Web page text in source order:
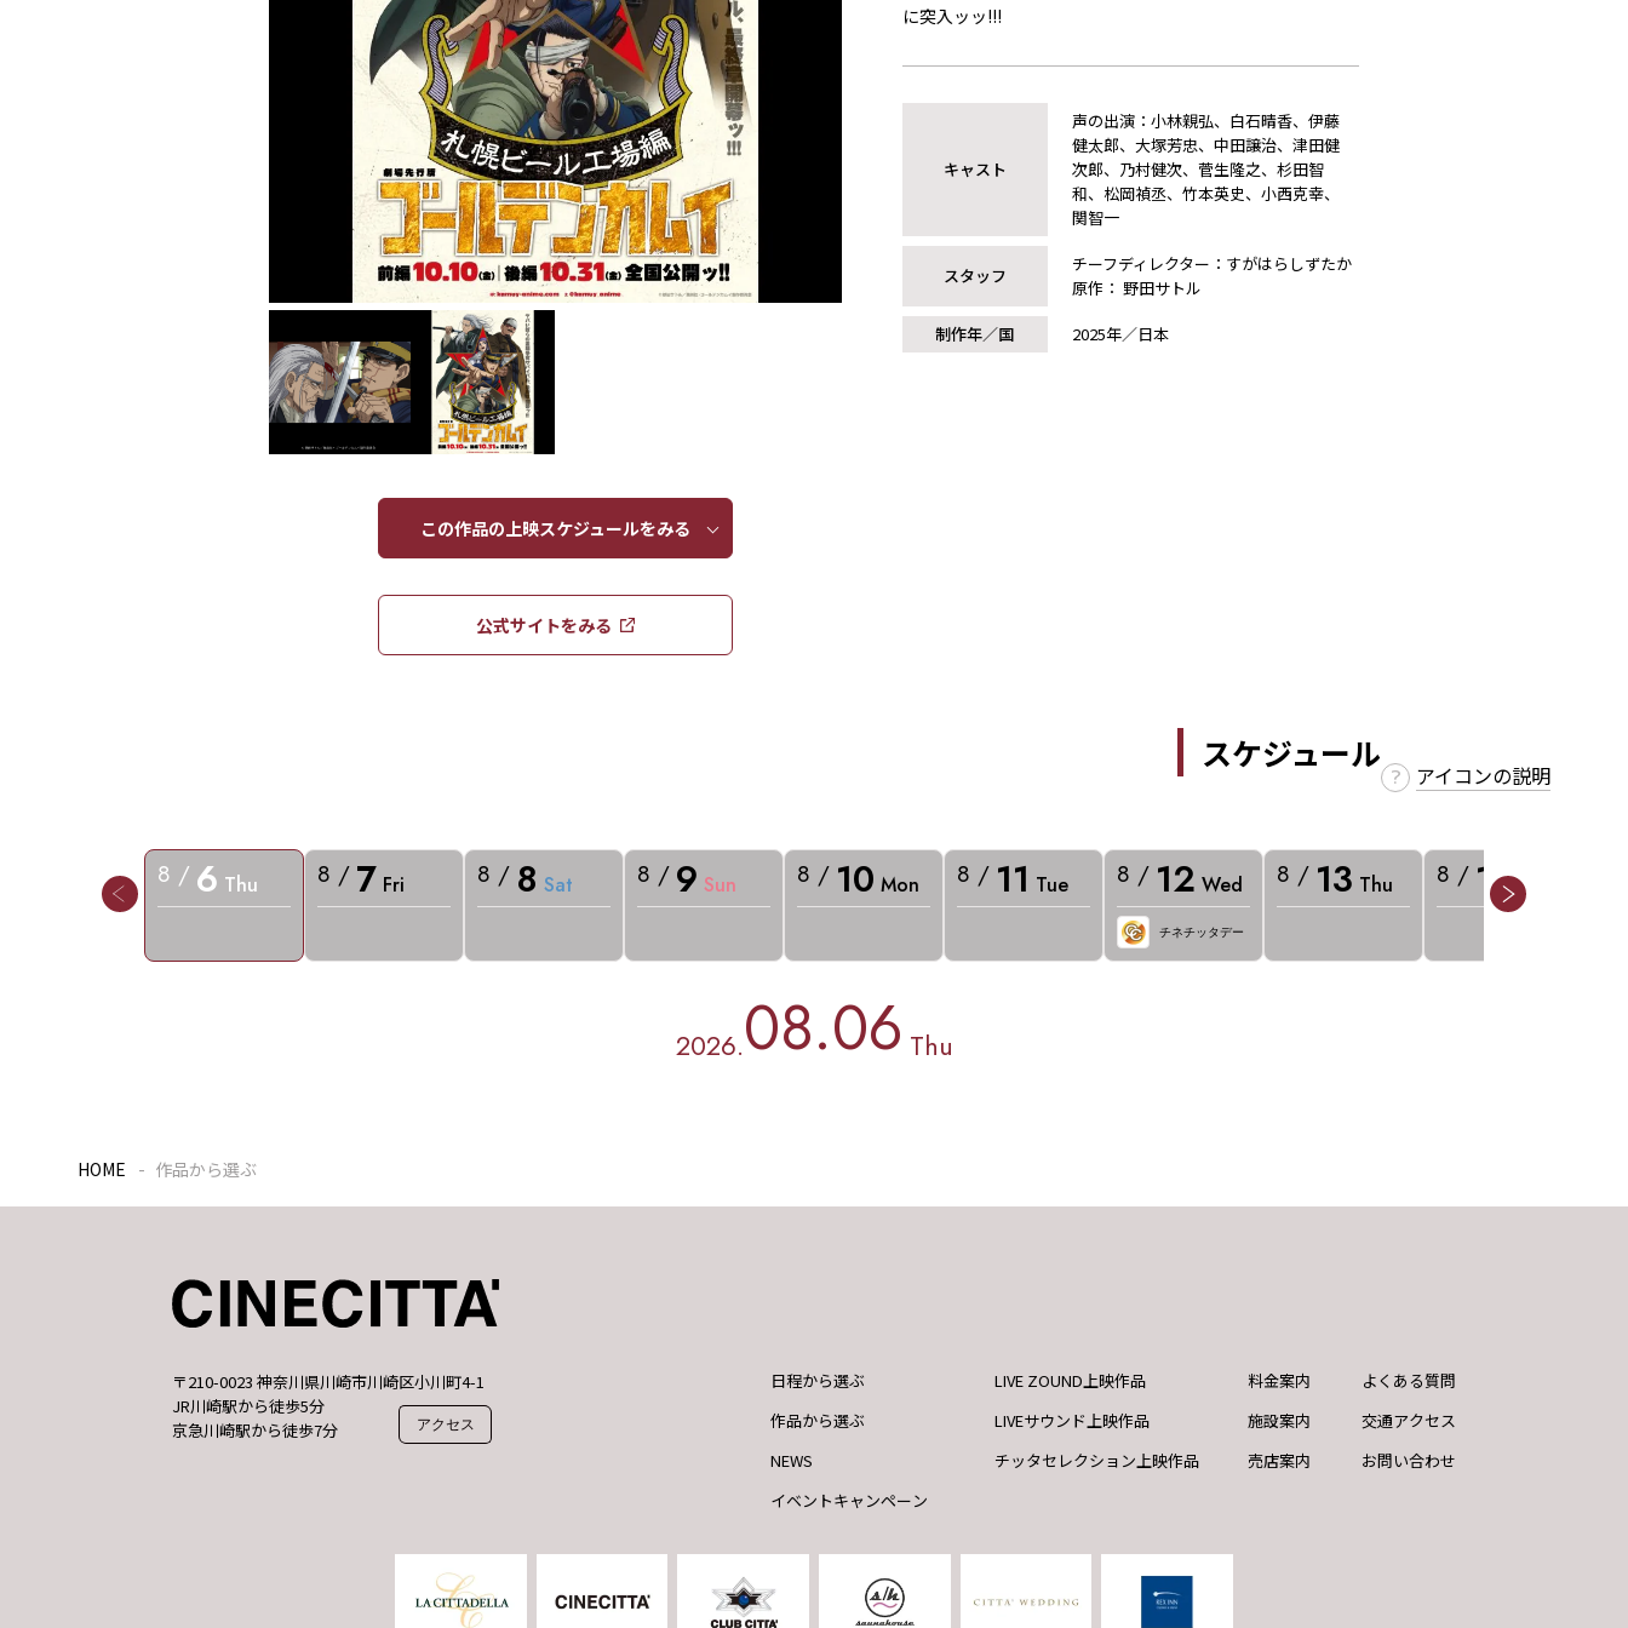
この作品の上映スケジュールをみる​​
公式サイトをみる​​
に突入ッッ!!!
キャスト
声の出演：小林親弘、白石晴香、伊藤
健太郎、大塚芳忠、中田譲治、津田健
次郎、乃村健次、菅生隆之、杉田智
和、松岡禎丞、竹本英史、小西克幸、
関智一
スタッフ
チーフディレクター：すがはらしずたか
原作： 野田サトル
制作年／国
2025年／日本
スケジュール
アイコンの説明
8 / 6 Thu 8 / 7 Fri 8 / 8 Sat 8 / 9 Sun 8 / 10 Mon 8 / 11 Tue 8 / 12 Wed
チネチッタデー
8 / 13 Thu 8 / 14 Fri
2026.08.06 Thu
HOME 作品から選ぶ
〒210-0023 神奈川県川崎市川崎区小川町4-1
JR川崎駅から徒歩5分
京急川崎駅から徒歩7分
アクセス
日程から選ぶ
作品から選ぶ
NEWS
イベントキャンペーン
LIVE ZOUND上映作品
LIVEサウンド上映作品
チッタセレクション上映作品
料金案内
施設案内
売店案内
よくある質問
交通アクセス
お問い合わせ